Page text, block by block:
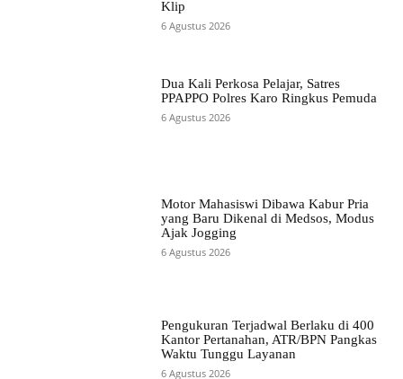
Klip
6 Agustus 2026
Dua Kali Perkosa Pelajar, Satres
PPAPPO Polres Karo Ringkus Pemuda
6 Agustus 2026
Motor Mahasiswi Dibawa Kabur Pria
yang Baru Dikenal di Medsos, Modus
Ajak Jogging
6 Agustus 2026
Pengukuran Terjadwal Berlaku di 400
Kantor Pertanahan, ATR/BPN Pangkas
Waktu Tunggu Layanan
6 Agustus 2026